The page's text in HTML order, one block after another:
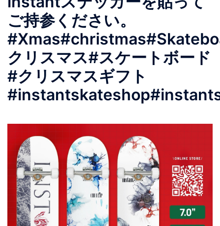
ご持参ください。
クリスマス#スケートボード
#クリスマスギフト